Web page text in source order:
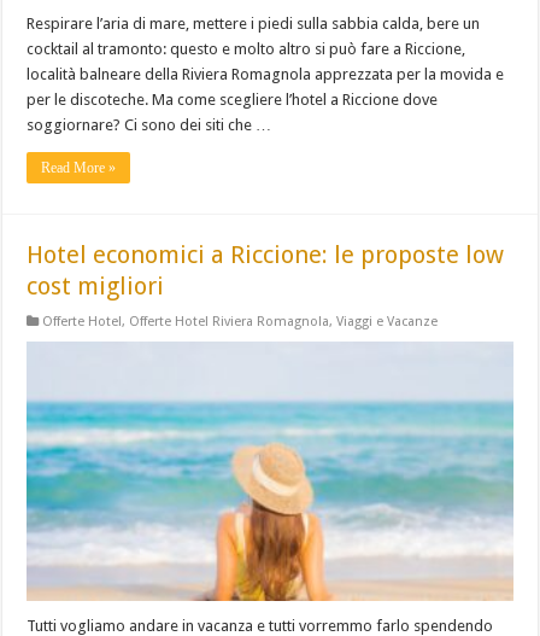
Respirare l’aria di mare, mettere i piedi sulla sabbia calda, bere un
cocktail al tramonto: questo e molto altro si può fare a Riccione,
località balneare della Riviera Romagnola apprezzata per la movida e
per le discoteche. Ma come scegliere l’hotel a Riccione dove
soggiornare? Ci sono dei siti che …
Read More »
Hotel economici a Riccione: le proposte low
cost migliori
Offerte Hotel, Offerte Hotel Riviera Romagnola,Viaggi e Vacanze
Tutti vogliamo andare in vacanza e tutti vorremmo farlo spendendo